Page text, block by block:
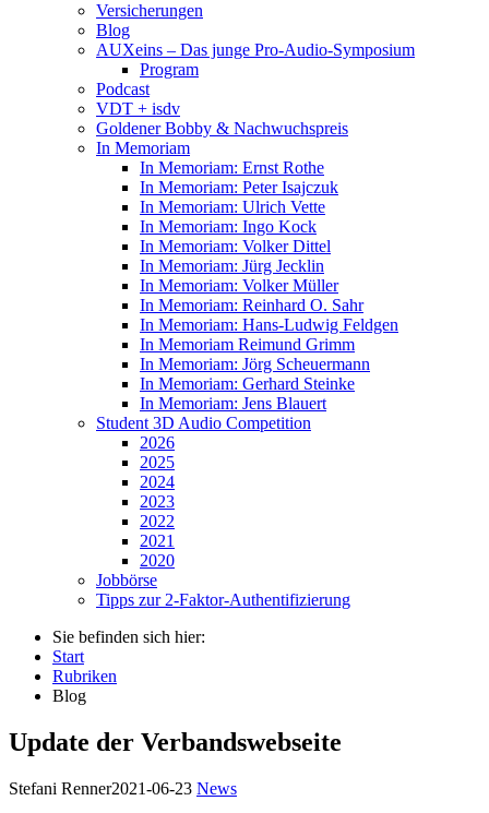
Versicherungen
Blog
AUXeins – Das junge Pro-Audio-Symposium
Program
Podcast
VDT + isdv
Goldener Bobby & Nachwuchspreis
In Memoriam
In Memoriam: Ernst Rothe
In Memoriam: Peter Isajczuk
In Memoriam: Ulrich Vette
In Memoriam: Ingo Kock
In Memoriam: Volker Dittel
In Memoriam: Jürg Jecklin
In Memoriam: Volker Müller
In Memoriam: Reinhard O. Sahr
In Memoriam: Hans-Ludwig Feldgen
In Memoriam Reimund Grimm
In Memoriam: Jörg Scheuermann
In Memoriam: Gerhard Steinke
In Memoriam: Jens Blauert
Student 3D Audio Competition
2026
2025
2024
2023
2022
2021
2020
Jobbörse
Tipps zur 2-Faktor-Authentifizierung
Sie befinden sich hier:
Start
Rubriken
Blog
Update der Verbandswebseite
Stefani Renner2021-06-23 News